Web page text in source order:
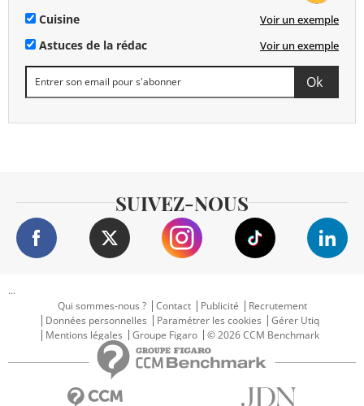
Cuisine Voir un exemple
Astuces de la rédac Voir un exemple
SUIVEZ-NOUS
...
Qui sommes-nous ?
Contact Publicité
Recrutement
Données personnelles
Paramétrer les cookies
Gérer Utiq
Mentions légales
Groupe Figaro © 2026 CCM Benchmark